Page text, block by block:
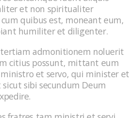
et non spiritualiter
quibus est, moneant eum,
humiliter et diligenter.
admonitionem noluerit
citius possunt, mittant eum
et servo, qui minister et
sicut sibi secundum Deum